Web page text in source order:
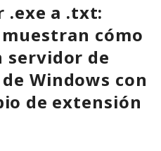
.exe a .txt:
cómo
de
Windows con
de extensión